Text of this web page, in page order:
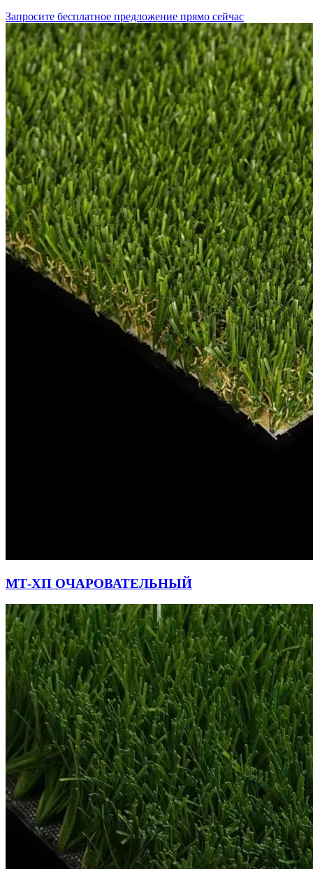
Запросите бесплатное предложение прямо сейчас
МТ-ХП ОЧАРОВАТЕЛЬНЫЙ